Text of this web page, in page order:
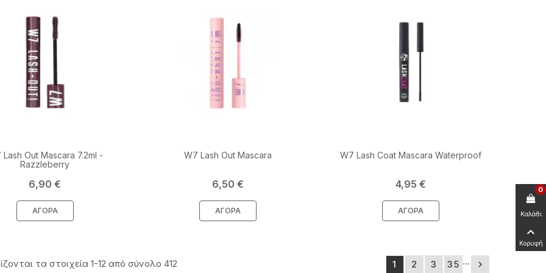
Lash Out Mascara 7.2ml -
Razzleberry
Τιμή
6,90 €
ΑΓΟΡΆ
W7 Lash Out Mascara
Τιμή
6,50 €
ΑΓΟΡΆ
W7 Lash Coat Mascara Waterproof
Τιμή
4,95 €
ΑΓΟΡΆ
τα στοιχεία 1-12 από σύνολο 412 1 2 3 …
35 
Καλάθι
0

Κορυφή